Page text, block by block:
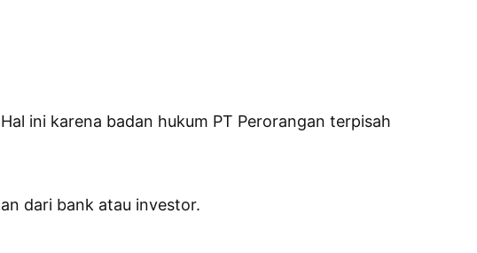
ini karena badan hukum PT Perorangan terpisah
dari bank atau investor.